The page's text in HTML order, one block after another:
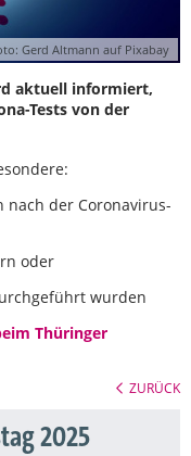
Gerd Altmann auf Pixabay
aktuell informiert,
Tests von der
nach der Coronavirus-
oder
wurden
Thüringer
ZURÜCK
2025